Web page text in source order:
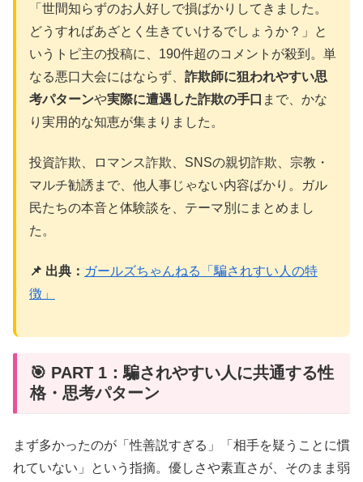
「世間知らずのお人好しで損ばかりしてきました。
どうすればあざとく生きていけるでしょうか？」と
いうトピ主の投稿に、190件超のコメントが殺到。単
なる悪口大会にはならず、 詐欺師に狙われやすい思
考パターンや実際に遭遇した詐欺の手口 まで、かな
り実用的な知恵が集まりました。
投資詐欺、ロマンス詐欺、SNSの親切詐欺、宗教・
マルチ勧誘まで、他人事じゃない内容ばかり。ガル
民たちの本音と体験談を、テーマ別にまとめまし
た。
📌 出典： ガールズちゃんねる「騙されすい人の特
徴」
🎯 PART 1：騙されやすい人に共通する性
格・思考パターン
まず多かったのが「性善説すぎる」「相手を疑うことに慣
れていない」という指摘。優しさや素直さが、そのまま弱